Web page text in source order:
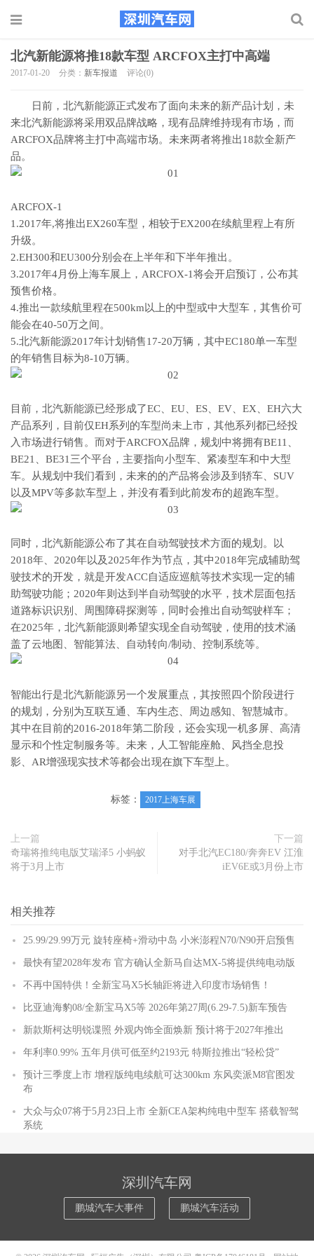
北汽新能源将推18款车型 ARCFOX主打中高端
2017-01-20 分类： 新车报道 评论(0)
日前，北汽新能源正式发布了面向未来的新产品计划，未
来北汽新能源将采用双品牌战略，现有品牌维持现有市场，而
ARCFOX品牌将主打中高端市场。未来两者将推出18款全新产
品。
ARCFOX-1
1.2017年,将推出EX260车型，相较于EX200在续航里程上有所
升级。
2.EH300和EU300分别会在上半年和下半年推出。
3.2017年4月份上海车展上，ARCFOX-1将会开启预订，公布其
预售价格。
4.推出一款续航里程在500km以上的中型或中大型车，其售价可
能会在40-50万之间。
5.北汽新能源2017年计划销售17-20万辆，其中EC180单一车型
的年销售目标为8-10万辆。
目前，北汽新能源已经形成了EC、EU、ES、EV、EX、EH六大
产品系列，目前仅EH系列的车型尚未上市，其他系列都已经投
入市场进行销售。而对于ARCFOX品牌，规划中将拥有BE11、
BE21、BE31三个平台，主要指向小型车、紧凑型车和中大型
车。从规划中我们看到，未来的的产品将会涉及到轿车、SUV
以及MPV等多款车型上，并没有看到此前发布的超跑车型。
同时，北汽新能源公布了其在自动驾驶技术方面的规划。以
2018年、2020年以及2025年作为节点，其中2018年完成辅助驾
驶技术的开发，就是开发ACC自适应巡航等技术实现一定的辅
助驾驶功能；2020年则达到半自动驾驶的水平，技术层面包括
道路标识识别、周围障碍探测等，同时会推出自动驾驶样车；
在2025年，北汽新能源则希望实现全自动驾驶，使用的技术涵
盖了云地图、智能算法、自动转向/制动、控制系统等。
智能出行是北汽新能源另一个发展重点，其按照四个阶段进行
的规划，分别为互联互通、车内生态、周边感知、智慧城市。
其中在目前的2016-2018年第二阶段，还会实现一机多屏、高清
显示和个性定制服务等。未来，人工智能座舱、风挡全息投
影、AR增强现实技术等都会出现在旗下车型上。
标签： 2017上海车展
上一篇
奇瑞将推纯电版艾瑞泽5 小蚂蚁
将于3月上市
下一篇
对手北汽EC180/奔奔EV 江淮
iEV6E或3月份上市
相关推荐
25.99/29.99万元 旋转座椅+滑动中岛 小米澎程N70/N90开启预售
最快有望2028年发布 官方确认全新马自达MX-5将提供纯电动版
不再中国特供！全新宝马X5长轴距将进入印度市场销售！
比亚迪海豹08/全新宝马X5等 2026年第27周(6.29-7.5)新车预告
新款斯柯达明锐谍照 外观内饰全面焕新 预计将于2027年推出
年利率0.99% 五年月供可低至约2193元 特斯拉推出“轻松贷”
预计三季度上市 增程版纯电续航可达300km 东风奕派M8官图发
布
大众与众07将于5月23日上市 全新CEA架构纯电中型车 搭载智驾
系统
深圳汽车网
鹏城汽车大事件 鹏城汽车活动